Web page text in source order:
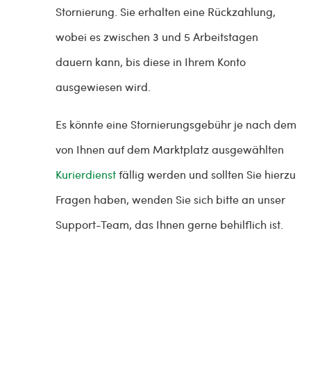
Stornierung. Sie erhalten eine Rückzahlung,
wobei es zwischen 3 und 5 Arbeitstagen
dauern kann, bis diese in Ihrem Konto
ausgewiesen wird.
Es könnte eine Stornierungsgebühr je nach dem
von Ihnen auf dem Marktplatz ausgewählten
Kurierdienstfällig werden und sollten Sie hierzu
Fragen haben, wenden Sie sich bitte an unser
Support-Team, das Ihnen gerne behilflich ist.